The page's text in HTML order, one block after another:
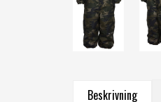
Beskrivning